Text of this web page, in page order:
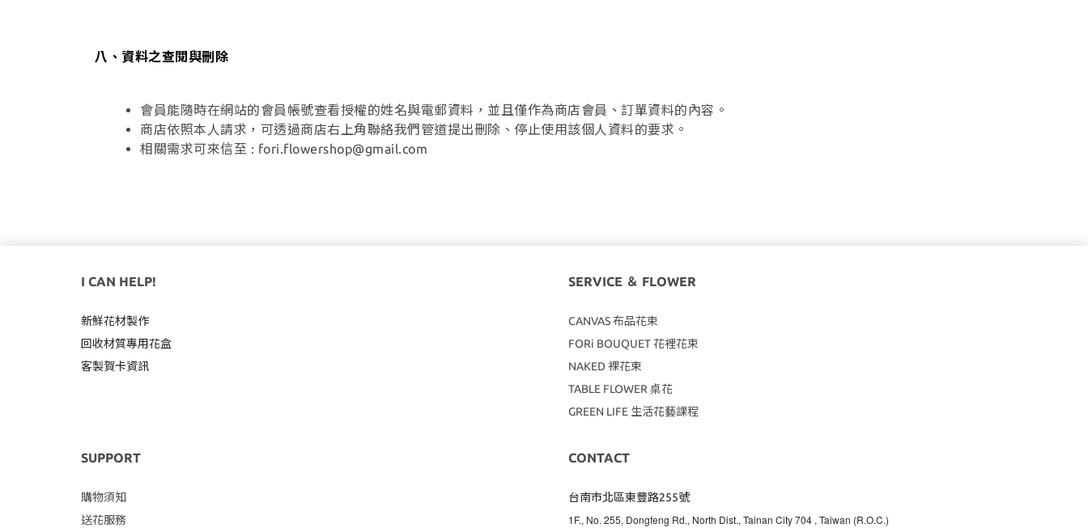
八、資料之查閱與刪除
會員能隨時在網站的會員帳號查看授權的姓名與電郵資料，並且僅作為商店會員、訂單資料的內容。
商店依照本人請求，可透過商店右上角聯絡我們管道提出刪除、停止使用該個人資料的要求。
相關需求可來信至 : fori.flowershop@gmail.com
I CAN HELP!
新鮮花材製作
回收材質專用花盒
客製賀卡資訊
SERVICE ＆ FLOWER
CANVAS布品花束
FORi BOUQUET 花裡花束
NAKED 裸花束
TABLE FLOWER 桌花
GREEN LIFE 生活花藝課程
SUPPORT
購物須知
送花服務
CONTACT
台南市北區東豐路255號
1F., No. 255, Dongfeng Rd., North Dist., Tainan City 704 , Taiwan (R.O.C.)